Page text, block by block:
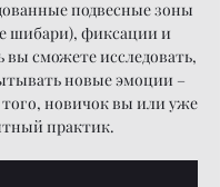
подвесные зоны
шибари), фиксации и
вы сможете исследовать,
новые эмоции –
новичок вы или уже
практик.